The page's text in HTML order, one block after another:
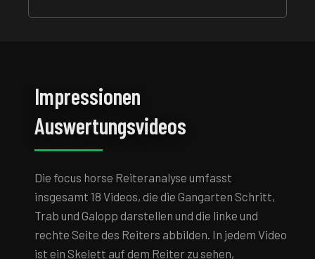
Impressionen
Auswertungsvideos
Die focus horse Reiteranalyse umfasst
insgesamt 18 Videos, die die Gangarten Schritt,
Trab und Galopp darstellen und die linke und
rechte Seite des Reiters abbilden. In jedem Video
ist ein Skelett auf dem Reiter zu sehen,